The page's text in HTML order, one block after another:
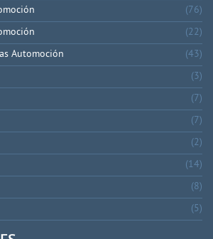
(76)
(22)
Automoción
(43)
(3)
(7)
(7)
(2)
(14)
(8)
(5)